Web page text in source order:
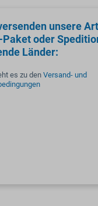
unsere
Paket oder
Länder:
es zu denVersand- und